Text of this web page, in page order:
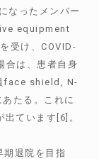
なったメンバー
equipment
受け、COVID-
合は、患者自身
face shield, N-
たる。これに
ています[6]。
期退院を目指